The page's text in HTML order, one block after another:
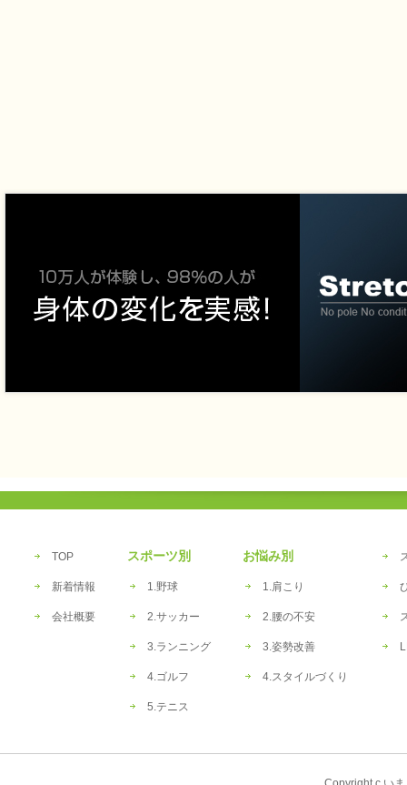
TOP
新着情報
会社概要
スポーツ別
1.野球
2.サッカー
3.ランニング
4.ゴルフ
5.テニス
お悩み別
1.肩こり
2.腰の不安
3.姿勢改善
4.スタイルづくり